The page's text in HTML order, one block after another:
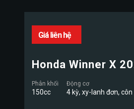
Giá liên hệ
Honda Winner X
Phân khối
150cc
Động cơ
4 kỳ, xy-lanh đơn,